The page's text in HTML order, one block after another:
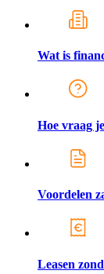
Wat is
Hoe vraag
Voordelen
Leasen